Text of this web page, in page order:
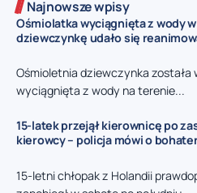
Najnowsze wpisy
Ośmiolatka wyciągnięta z wody
dziewczynkę udało się
Ośmioletnia dziewczynka została
wyciągnięta z wody na terenie...
15-latek przejął kierownicę po
kierowcy – policja mówi o
15-letni chłopak z Holandii